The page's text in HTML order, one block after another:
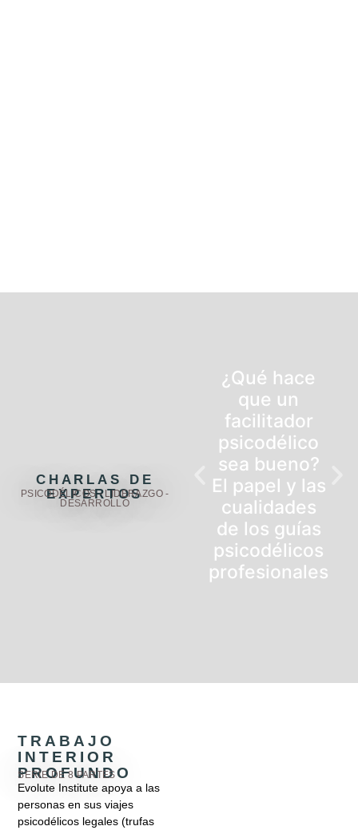
CHARLAS DE
EXPERTOS
PSICODÉLICOS - LIDERAZGO -
DESARROLLO
¿Qué hace
que un
facilitador
psicodélico
sea bueno?
El papel y las
cualidades
de los guías
psicodélicos
profesionales
TRABAJO
INTERIOR
PROFUNDO
SERIE DE 8 PARTES
Evolute Institute apoya a las
personas en sus viajes
psicodélicos legales (trufas